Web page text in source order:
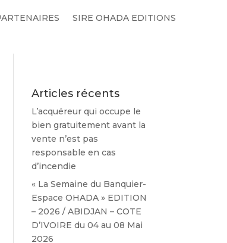
SIRE OHADA EDITIONS
Articles récents
L’acquéreur qui occupe le
bien gratuitement avant la
vente n’est pas
responsable en cas
d’incendie
« La Semaine du Banquier-
Espace OHADA » EDITION
– 2026 / ABIDJAN – COTE
D’IVOIRE du 04 au 08 Mai
2026